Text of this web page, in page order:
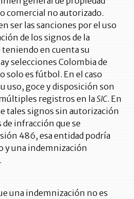
comercial no autorizado.
ser las sanciones por el uso
de los signos de la
en cuenta su
selecciones Colombia de
solo es fútbol. En el caso
uso, goce y disposición son
registros en laSIC. En
tales signos sin autorización
de infracción que se
486, esa entidad podría
y una indemnización
una indemnización no es